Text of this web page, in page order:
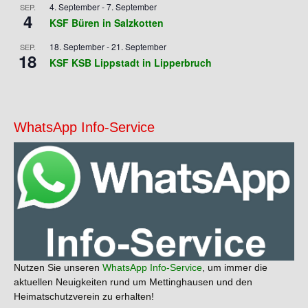
SEP.
4
4. September-7. September
KSF Büren in Salzkotten
SEP.
18
18. September-21. September
KSF KSB Lippstadt in Lipperbruch
WhatsApp Info-Service
Nutzen Sie unseren WhatsApp Info-Service , um immer die
aktuellen Neuigkeiten rund um Mettinghausen und den
Heimatschutzverein zu erhalten!